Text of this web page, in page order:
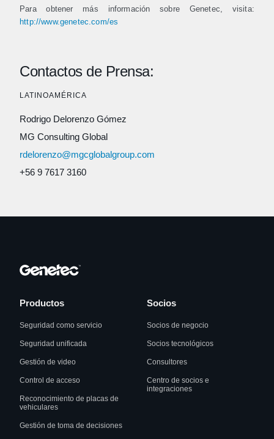
Para obtener más información sobre Genetec, visita:
http://www.genetec.com/es
Contactos de Prensa:
LATINOAMÉRICA
Rodrigo Delorenzo Gómez
MG Consulting Global
rdelorenzo@mgcglobalgroup.com
+56 9 7617 3160
Productos
Seguridad como servicio
Seguridad unificada
Gestión de video
Control de acceso
Reconocimiento de placas de
vehiculares
Gestión de toma de decisiones
Socios
Socios de negocio
Socios tecnológicos
Consultores
Centro de socios e
integraciones